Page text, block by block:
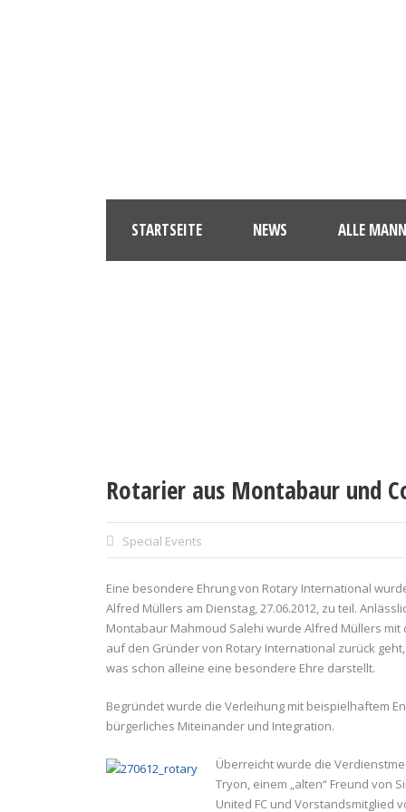
STARTSEITE NEWS ALLE
Rotarier aus Montabaur und
Special Events
Eine besondere Ehrung von Rotary International
Alfred Müllers am Dienstag, 27.06.2012, zu teil.
Montabaur Mahmoud Salehi wurde Alfred Müllers
auf den Gründer von Rotary International zurück
was schon alleine eine besondere Ehre darstellt.
Begründet wurde die Verleihung mit beispielhaftem
bürgerliches Miteinander und Integration.
Überreicht wurde die
Tryon, einem „alten“ Freund von
United FC und Vorstandsmitglied